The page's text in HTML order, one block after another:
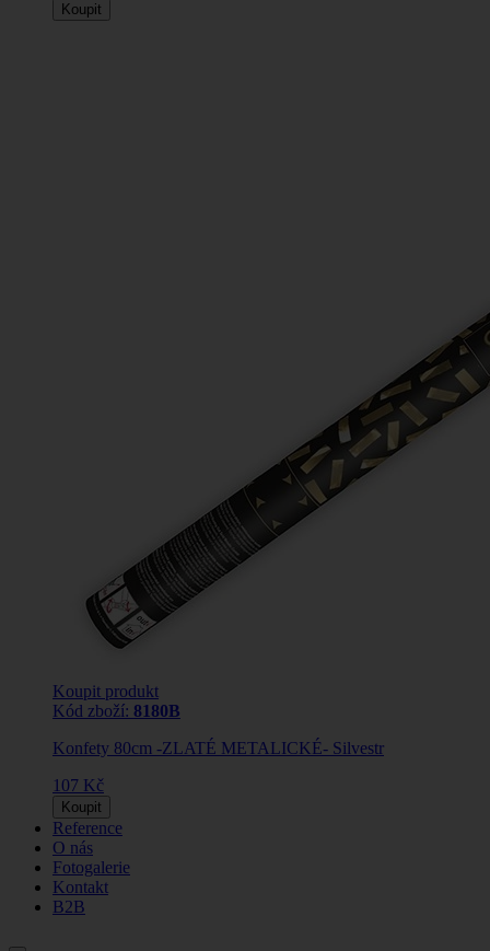
Koupit
Koupit produkt
Kód zboží: 8180B
Konfety 80cm -ZLATÉ METALICKÉ- Silvestr
107 Kč
Koupit
Reference
O nás
Fotogalerie
Kontakt
B2B